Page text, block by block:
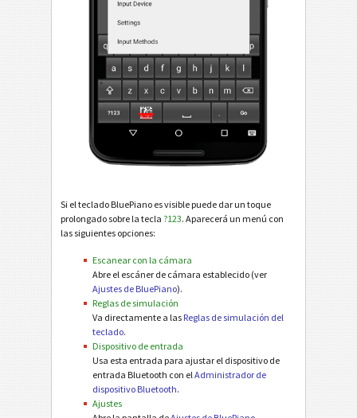
Si el teclado BluePiano es visible puede dar un toque
prolongado sobre la tecla ?123. Aparecerá un menú con
las siguientes opciones:
Escanear con la cámara
Abre el escáner de cámara establecido (ver
Ajustes de BluePiano).
Reglas de simulación
Va directamente a las Reglas de simulación del
teclado.
Dispositivo de entrada
Usa esta entrada para ajustar el dispositivo de
entrada Bluetooth con elAdministrador de
dispositivo Bluetooth.
Ajustes